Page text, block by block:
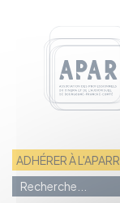
ADHÉRER À L'APARR